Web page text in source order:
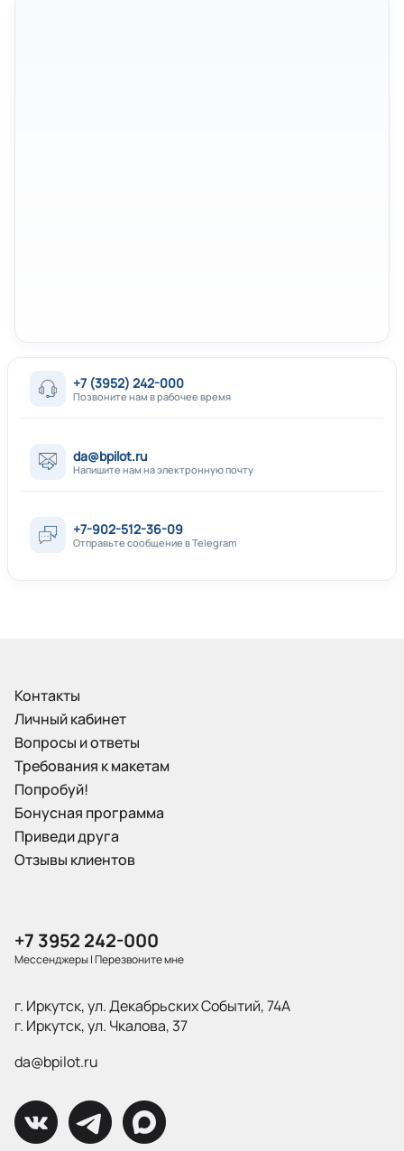
+7 (3952) 242-000
Позвоните нам в рабочее время
da@bpilot.ru
Напишите нам на электронную почту
+7-902-512-36-09
Отправьте сообщение в Telegram
Контакты
Личный кабинет
Вопросы и ответы
Требования к макетам
Попробуй!
Бонусная программа
Приведи друга
Отзывы клиентов
+7 3952 242-000
Мессенджеры|Перезвоните мне
г. Иркутск, ул. Декабрьских Событий, 74А
г. Иркутск, ул. Чкалова, 37
da@bpilot.ru